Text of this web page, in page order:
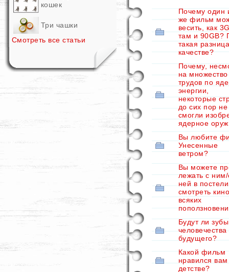
кошек
Три чашки
Смотреть все статьи
Почему один
же фильм
весить, как
там и 90GB?
такая
качестве?
Почему,
на множество
трудов по
энергии,
некоторые
до сих пор не
смогли
ядерное
Вы любите
Унесенные
ветром?
Вы можете
лежать с
ней в
смотреть
всяких
Будут ли
человечества
будущего?
Какой фильм
нравился
детстве?